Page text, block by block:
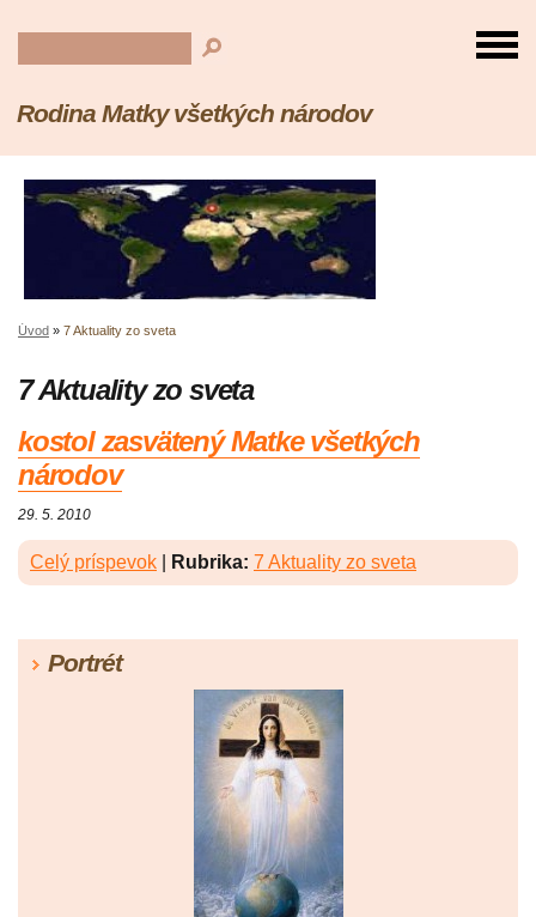
Rodina Matky všetkých národov
Úvod » 7 Aktuality zo sveta
7 Aktuality zo sveta
kostol zasvätený Matke všetkých
národov
29. 5. 2010
Celý príspevok Rubrika: 7 Aktuality zo sveta
Portrét